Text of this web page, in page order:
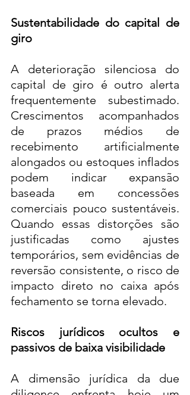
Sustentabilidade do capital de
giro
A deterioração silenciosa do
capital de giro é outro alerta
frequentemente subestimado.
Crescimentos acompanhados
de prazos médios de
recebimento artificialmente
alongados ou estoques inflados
podem indicar expansão
baseada em concessões
comerciais pouco sustentáveis.
Quando essas distorções são
justificadas como ajustes
temporários, sem evidências de
reversão consistente, o risco de
impacto direto no caixa após
fechamento se torna elevado.
Riscos jurídicos ocultos e
passivos de baixa visibilidade
A dimensão jurídica da due